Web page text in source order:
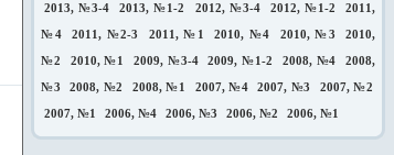
2013, №3-4
2013, №1-2 2012, №3-4 2012, №1-2
2011,
№4
2011, №2-3 2011, №1 2010, №4 2010, №3
2010,
№2
2010, №1 2009, №3-4 2009, №1-2 2008, №4
2008,
№3
2008, №2 2008, №1 2007, №4 2007, №3
2007, №2
2007, №1
2006, №4 2006, №3 2006, №2 2006, №1